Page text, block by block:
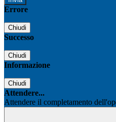
Errore
Chiudi
Successo
Chiudi
Informazione
Chiudi
Attendere...
Attendere il completamento